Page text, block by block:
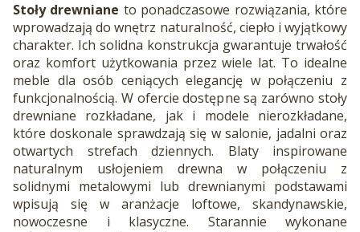
Stoły drewniane to ponadczasowe rozwiązania, które
wprowadzają do wnętrz naturalność, ciepło i wyjątkowy
charakter. Ich solidna konstrukcja gwarantuje trwałość
oraz komfort użytkowania przez wiele lat. To idealne
meble dla osób ceniących elegancję w połączeniu z
funkcjonalnością. W ofercie dostępne są zarówno stoły
drewniane rozkładane, jak i modele nierozkładane,
które doskonale sprawdzają się w salonie, jadalni oraz
otwartych strefach dziennych. Blaty inspirowane
naturalnym usłojeniem drewna w połączeniu z
solidnymi metalowymi lub drewnianymi podstawami
wpisują się w aranżacje loftowe, skandynawskie,
nowoczesne i klasyczne. Starannie wykonane